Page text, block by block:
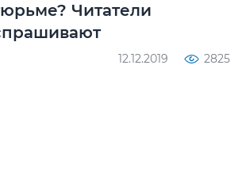
Читатели
12.12.2019 2825